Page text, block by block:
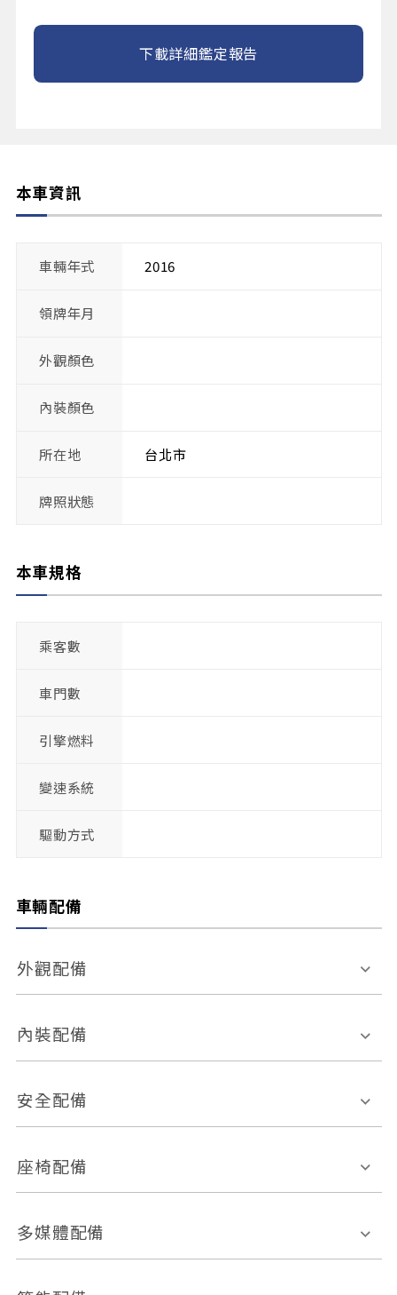
下載詳細鑑定報告
本車資訊
車輛年式 2016
領牌年月
外觀顏色
內裝顏色
所在地 台北市
牌照狀態
本車規格
乘客數
車門數
引擎燃料
變速系統
驅動方式
車輛配備
外觀配備
電動天窗
後視鏡方向指示燈
內裝配備
多功能方向盤
恆溫空調
安全配備
前座正面氣囊
ABS防鎖死
車道偏離警示
座椅配備
皮椅
多媒體配備